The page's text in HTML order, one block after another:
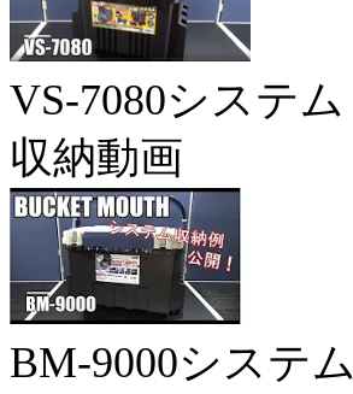
VS-7080システム
収納動画
BM-9000システム